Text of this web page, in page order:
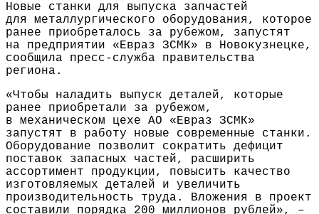
Новые станки для выпуска запчастей
для металлургического оборудования, которое
ранее приобреталось за рубежом, запустят
на предприятии «Евраз ЗСМК» в Новокузнецке,
сообщила пресс-служба правительства
региона.
«Чтобы наладить выпуск деталей, которые
ранее приобретали за рубежом,
в механическом цехе АО «Евраз ЗСМК»
запустят в работу новые современные станки.
Оборудование позволит сократить дефицит
поставок запасных частей, расширить
ассортимент продукции, повысить качество
изготовляемых деталей и увеличить
производительность труда. Вложения в проект
составили порядка 200 миллионов рублей», –